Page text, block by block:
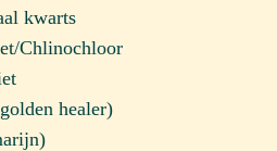
kwarts
Chlinochloor
healer)